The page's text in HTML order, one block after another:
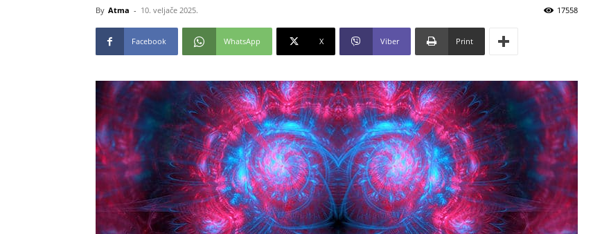
By Atma - 10. veljače 2025. 17558
Facebook WhatsApp X Viber Print